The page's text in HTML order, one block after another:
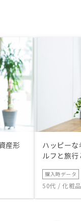
産形
ハッピー
ルフと旅
購入時データ
50代 / 化粧